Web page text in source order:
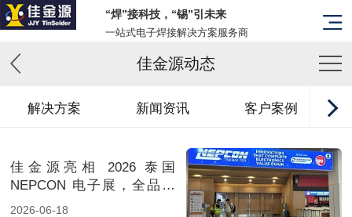
“焊”接科技，“锡”引未来
一站式电子焊接解决方案服务商
佳金源动态
解决方案 新闻资讯 客户案例
佳金源亮相 2026 泰国
NEPCON 电子展，全品类
焊料重磅展出，高性能锡膏
2026-06-18